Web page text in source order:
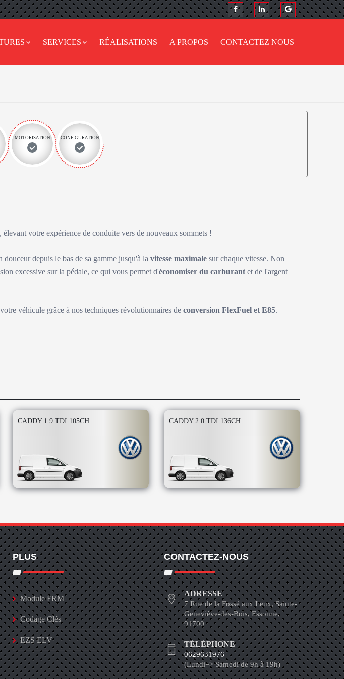
SERVICES RÉALISATIONS A PROPOS CONTACTEZ NOUS
MOTORISATION CONFIGURATION
votre expérience de conduite vers de nouveaux sommets !
depuis le bas de sa gamme jusqu'à la vitesse maximale sur chaque vitesse. Non
excessive sur la pédale, ce qui vous permet d'économiser du carburant et de l'argent
véhicule grâce à nos techniques révolutionnaires de conversion FlexFuel et E85.
CADDY 1.9 TDI 105CH CADDY 2.0 TDI 136CH
PLUS
Module FRM
Codage Clés
EZS ELV
CONTACTEZ-NOUS
ADRESSE
7 Rue de la Fossé aux Leux, Sainte-
Geneviève-des-Bois, Essonne,
91700
TÉLÉPHONE
0629631976
(Lundi=> Samedi de 9h à 19h)